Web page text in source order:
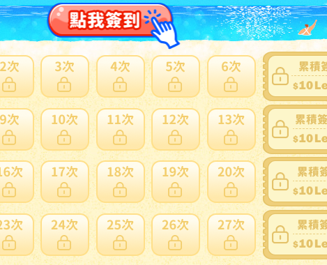
捨ててこそ人生は開ける 「苦」を「快」に変える力【電子書籍】[ 他阿真
円 ]
賣家： rakutenkobo-ebooks
【中古】 風林火山の戦略戦術 / 渡辺 碩水 / 産業能率大学出版部 [単行本]
【メール便送料無料】【最短翌日配達対応】
賣家： furuhonhaitatsuhonpo
【中古】3日で達人！ FX超活用術 FXの必勝テクニックで1億円を稼ぐ！ /
インフォレスト（ムック）
賣家： vaboo